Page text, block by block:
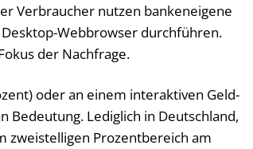
Verbraucher nutzen bankeneigene
Webbrowser durchführen.
der Nachfrage.
oder an einem interaktiven Geld-
Bedeutung. Lediglich in Deutschland,
zweistelligen Prozentbereich am